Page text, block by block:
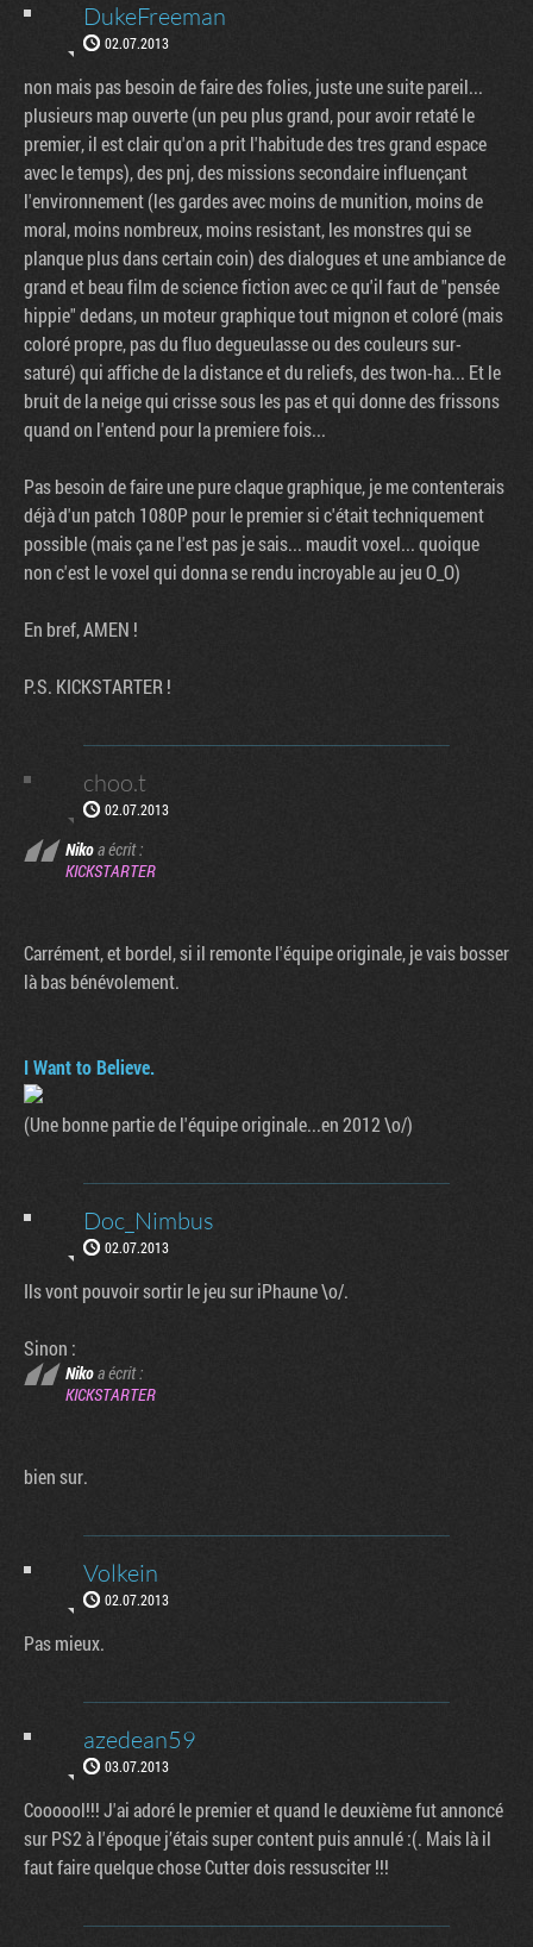
DukeFreeman
02.07.2013
non mais pas besoin de faire des folies, juste une suite pareil...
plusieurs map ouverte (un peu plus grand, pour avoir retaté le
premier, il est clair qu'on a prit l'habitude des tres grand espace
avec le temps), des pnj, des missions secondaire influençant
l'environnement (les gardes avec moins de munition, moins de
moral, moins nombreux, moins resistant, les monstres qui se
planque plus dans certain coin) des dialogues et une ambiance de
grand et beau film de science fiction avec ce qu'il faut de "pensée
hippie" dedans, un moteur graphique tout mignon et coloré (mais
coloré propre, pas du fluo degueulasse ou des couleurs sur-
saturé) qui affiche de la distance et du reliefs, des twon-ha... Et le
bruit de la neige qui crisse sous les pas et qui donne des frissons
quand on l'entend pour la premiere fois...
Pas besoin de faire une pure claque graphique, je me contenterais
déjà d'un patch 1080P pour le premier si c'était techniquement
possible (mais ça ne l'est pas je sais... maudit voxel... quoique
non c'est le voxel qui donna se rendu incroyable au jeu O_O)
En bref, AMEN !
P.S. KICKSTARTER !
choo.t
02.07.2013
Nikoa écrit :
KICKSTARTER
Carrément, et bordel, si il remonte l'équipe originale, je vais bosser
là bas bénévolement.
I Want to Believe.
(Une bonne partie de l'équipe originale...en 2012 \o/)
Doc_Nimbus
02.07.2013
Ils vont pouvoir sortir le jeu sur iPhaune \o/.
Sinon :
Nikoa écrit :
KICKSTARTER
bien sur.
Volkein
02.07.2013
Pas mieux.
azedean59
03.07.2013
Coooool!!! J'ai adoré le premier et quand le deuxième fut annoncé
sur PS2 à l'époque j’étais super content puis annulé :(. Mais là il
faut faire quelque chose Cutter dois ressusciter !!!